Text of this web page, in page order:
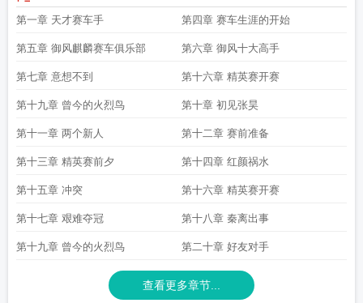
第一章 天才赛车手 第四章 赛车生涯的开始
第五章 御风麒麟赛车俱乐部 第六章 御风十大高手
第七章 意想不到 第十六章 精英赛开赛
第十九章 曾今的火烈鸟 第十章 初见张昊
第十一章 两个新人 第十二章 赛前准备
第十三章 精英赛前夕 第十四章 红颜祸水
第十五章 冲突 第十六章 精英赛开赛
第十七章 艰难夺冠 第十八章 秦离出事
第十九章 曾今的火烈鸟 第二十章 好友对手
查看更多章节...